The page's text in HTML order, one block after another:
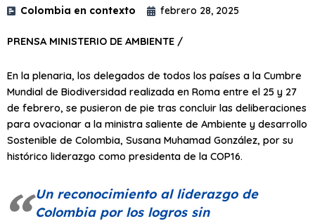
Colombia en contexto febrero 28, 2025
PRENSA MINISTERIO DE AMBIENTE /
En la plenaria, los delegados de todos los países a la Cumbre
Mundial de Biodiversidad realizada en Roma entre el 25 y 27
de febrero, se pusieron de pie tras concluir las deliberaciones
para ovacionar a la ministra saliente de Ambiente y desarrollo
Sostenible de Colombia, Susana Muhamad González, por su
histórico liderazgo como presidenta de la COP16.
Un reconocimiento al liderazgo de
Colombia por los logros sin